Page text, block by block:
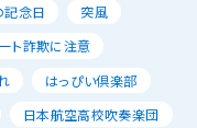
記念日
突風
ト詐欺に注意
はっぴい倶楽部
日本航空高校吹奏楽団